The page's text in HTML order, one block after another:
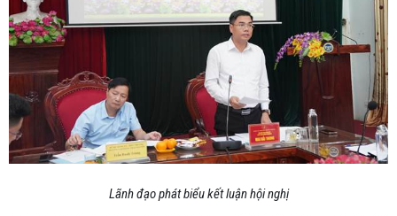
Lãnh đạo phát biểu kết luận hội nghị